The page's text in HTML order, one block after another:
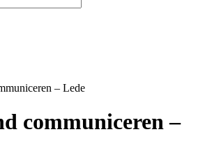
– Lede
communiceren –